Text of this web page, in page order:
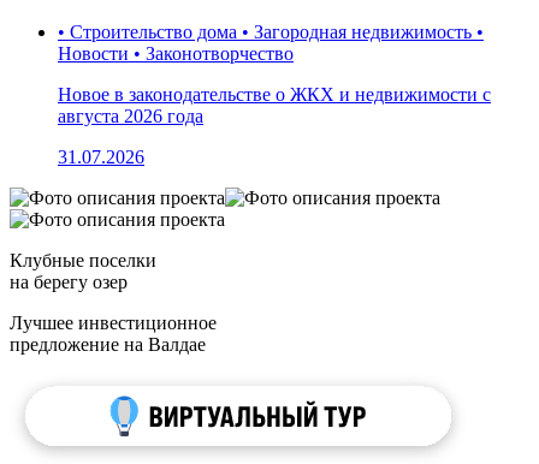
• Строительство дома • Загородная недвижимость •
Новости • Законотворчество
Новое в законодательстве о ЖКХ и недвижимости с
августа 2026 года
31.07.2026
Клубные поселки
на берегу озер
Лучшее инвестиционное
предложение на Валдае